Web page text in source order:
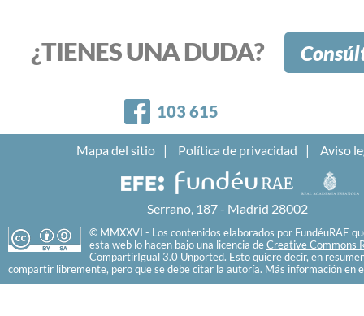
¿TIENES UNA DUDA?
Facebook
103 615
Mapa del sitio Política de privacidad Aviso
Serrano, 187 - Madrid 28002
© MMXXVI - Los contenidos elaborados por FundéuRAE
esta web lo hacen bajo una licencia de Creative Commons
CompartirIgual 3.0 Unported. Esto quiere decir, en
compartir libremente, pero que se debe citar la autoría. Más información en